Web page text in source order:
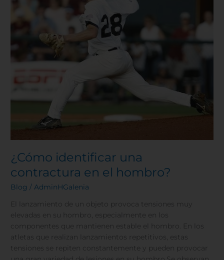
¿Cómo identificar una
contractura en el hombro?
Blog / AdminHGalenia
El lanzamiento de un objeto provoca tensiones muy
elevadas en su hombro, especialmente en los
componentes que mantienen estable el hombro. En los
atletas que realizan lanzamientos repetitivos, estas
tensiones se repiten constantemente y pueden provocar